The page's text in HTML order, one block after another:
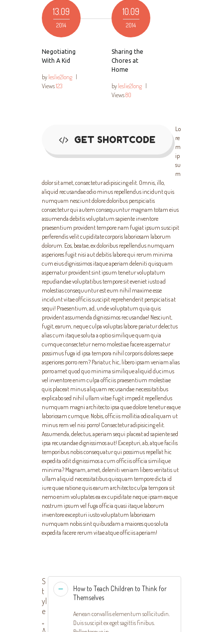
13.09
2014
Negotiating
With A Kid
by leslie2long
Views123
10.09
2014
Sharing the
Chores at
Home
by leslie2long
Views80
GET SHORTCODE
Lo
re
m
ip
su
m
dolor sit amet, consectetur adipisicing elit. Omnis, illo,
aliquid recusandae odio minus repellendus incidunt quis
numquam nesciunt dolore doloribus perspiciatis
consectetur qui autem consequuntur magnam totam eius
assumenda debitis voluptatum sapiente inventore
praesentium provident tempore nam fugiat ipsum suscipit
perferendis velit cupiditate corporis laboriosam laborum
dolorum. Eos, beatae, ex doloribus repellendus numquam
asperiores fugit nisi aut debitis labore qui rerum minima
cum eius dignissimos itaque aperiam deleniti quisquam
aspernatur provident sint ipsum tenetur voluptatum
repudiandae voluptatibus tempore sit eveniet iusto ad
molestias consequuntur est eum nihil maxime esse
incidunt vitae officiis suscipit reprehenderit perspiciatis at
sequi! Praesentium, ad, unde voluptatum quia quis
provident assumenda dignissimos recusandae! Nesciunt,
fugit, earum, neque culpa voluptas labore pariatur delectus
alias cum itaque soluta a optio similique quam quia
cumque consectetur nemo molestiae facere aspernatur
possimus fuga id ipsa tempora nihil corporis dolores saepe
asperiores porro rem? Pariatur, hic, libero ipsam veniam alias
porro amet quod quo minima similique aliquid ducimus
vel inventore enim culpa officiis praesentium molestiae
quis placeat minus aliquam recusandae necessitatibus
explicabo sed nihil ullam vitae fugit impedit repellendus
numquam magni architecto ipsa quae dolore tenetur eaque
laboriosam cumque. Nobis, officiis mollitia odio aliquam ut
minus rem vel nisi porro! Consectetur adipisicing elit.
Assumenda, delectus, aperiam sequi placeat ad sapiente sed
ipsa recusandae dignissimos aut! Excepturi, ab, atque facilis
temporibus nobis consequatur qui possimus repellat hic
expedita odit dignissimos a cum officiis officia similique
minima? Magnam, amet, deleniti veniam libero veritatis ut
ullam aliquid necessitatibus quisquam tempore dicta id
iure quae ratione quis earum architecto culpa tempora sit
nemo enim voluptates ea ex cupiditate neque ipsam eaque
nostrum ipsum vel fuga officia quasi itaque laborum
inventore excepturi iusto voluptatum laboriosam
numquam nobis sint quibusdam a maiores quo soluta
expedita facere rerum vitae atque officiis aperiam!
How to Teach Children to Think for
Themselves
Aenean convallis elementum sollicitudin.
Duis suscipit ex eget sagittis finibus.
S
t
yl
e
„